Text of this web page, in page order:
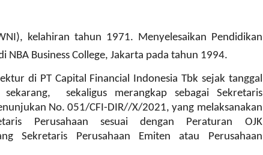
kelahiran tahun 1971. Menyelesaikan Pendidikan
NBA Business College, Jakarta pada tahun 1994.
di PT Capital Financial Indonesia Tbk sejak tanggal
sekaligus merangkap sebagai Sekretaris
No. 051/CFI-DIR//X/2021, yang melaksanakan
Perusahaan sesuai dengan Peraturan OJK
Sekretaris Perusahaan Emiten atau Perusahaan